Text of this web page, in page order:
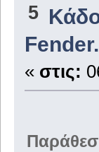
5
« στις: